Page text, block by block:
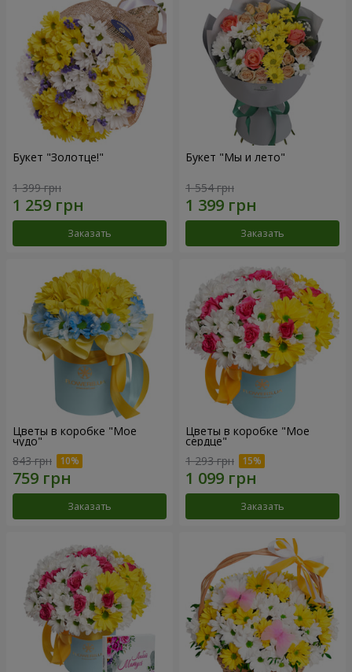
Букет "Золотце!"
1 399 грн
Заказать
Букет "Мы и лето"
1 554 грн
Заказать
Цветы в коробке "Мое
чудо"
843 грн
Заказать
Цветы в коробке "Мое
сердце"
1 293 грн
Заказать